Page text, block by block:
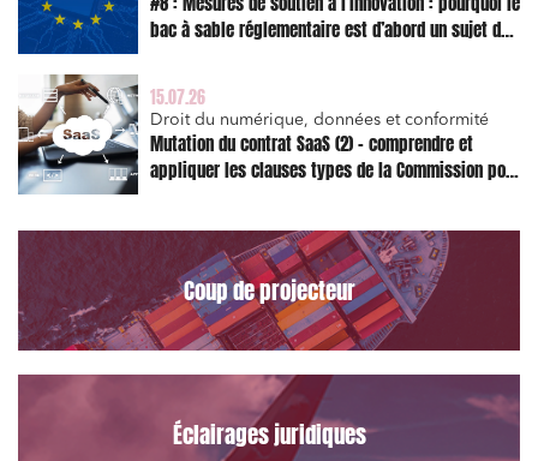
bac à sable réglementaire est d’abord un sujet de
15.07.26
Droit du numérique, données et conformité
Mutation du contrat SaaS (2) – comprendre et
appliquer les clauses types de la Commission pour
Coup de projecteur
Éclairages juridiques
Relations commerciales et contrats
Associations et acteurs de l’économie sociale et
Media et édition